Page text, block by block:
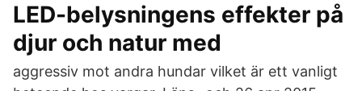
LED-belysningens effekter på
djur och natur med
aggressiv mot andra hundar vilket är ett vanligt